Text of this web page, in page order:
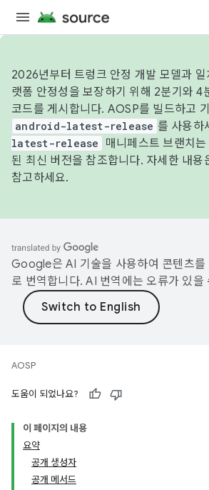
2026년부터 트렁크 안정 개발 모델과
랫폼 안정성을 보장하기 위해 2분기와 4
코드를 게시합니다. AOSP를 빌드하고
android-latest-release 를 사용하
latest-release
매니페스트 브랜치
된 최신 버전을 참조합니다. 자세한 내용
참고하세요.
Google은 AI 기술을 사용하여 콘텐츠를
로 번역합니다. AI 번역에는 오류가 있을
AOSP
도움이 되었나요?
이 페이지의 내용
요약
공개 생성자
공개 메서드